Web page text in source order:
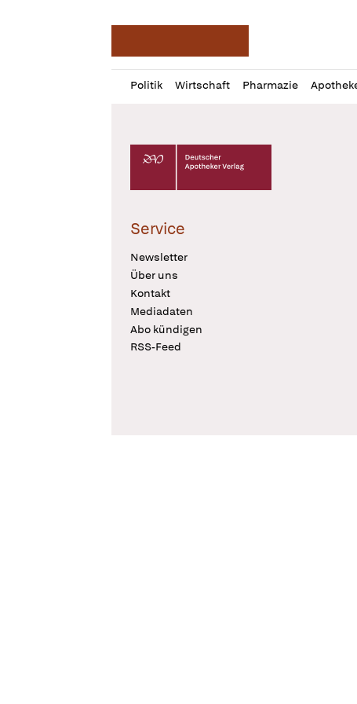
Politik Wirtschaft Pharmazie
Profil
öffnen
Daz
Pur
Deutscher Apotheker Verlag Logo
Service
Newsletter
Über uns
Kontakt
Mediadaten
Abo kündigen
RSS-Feed